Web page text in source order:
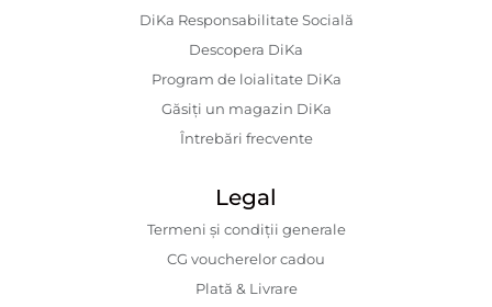
DiKa Responsabilitate Socială
Descopera DiKa
Program de loialitate DiKa
Găsiți un magazin DiKa
Întrebări frecvente
Legal
Termeni și condiții generale
CG voucherelor cadou
Plată & Livrare